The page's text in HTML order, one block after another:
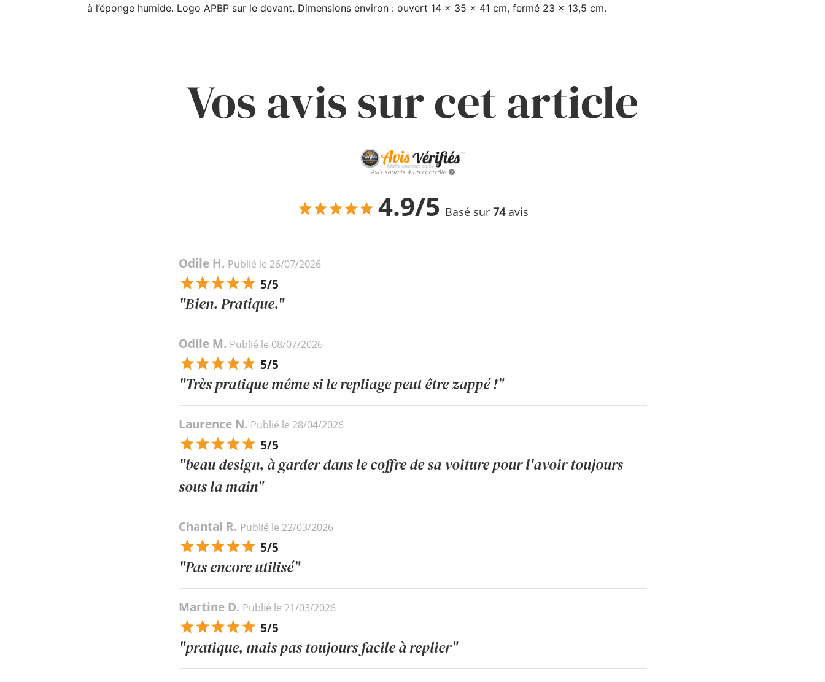
à l’éponge humide. Logo APBP sur le devant. Dimensions environ : ouvert 14 x 35 x 41 cm, fermé 23 x 13,5 cm.
Vos avis sur cet article
Avis soumis à un contrôle
4.9/5 Basé sur 74avis
Odile H. Publié le 26/07/2026
5/5
"Bien. Pratique."
Odile M. Publié le 08/07/2026
5/5
"Très pratique même si le repliage peut être zappé !"
Laurence N. Publié le 28/04/2026
5/5
"beau design, à garder dans le coffre de sa voiture pour l'avoir toujours
sous la main"
Chantal R. Publié le 22/03/2026
5/5
"Pas encore utilisé"
Martine D. Publié le 21/03/2026
5/5
"pratique, mais pas toujours facile à replier"